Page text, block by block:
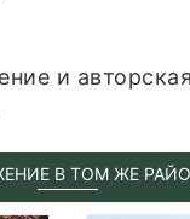
и
В ТОМ ЖЕ